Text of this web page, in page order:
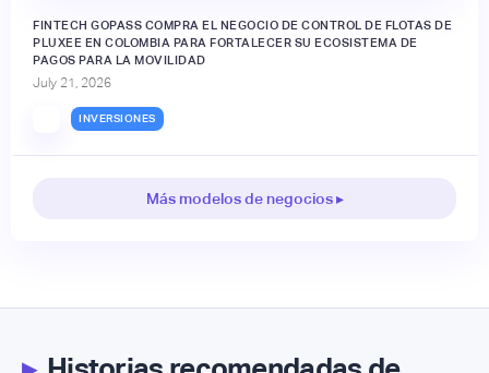
FINTECH GOPASS COMPRA EL NEGOCIO DE CONTROL DE FLOTAS DE
PLUXEE EN COLOMBIA PARA FORTALECER SU ECOSISTEMA DE
PAGOS PARA LA MOVILIDAD
July 21, 2026
INVERSIONES
Más modelos de negocios ▸